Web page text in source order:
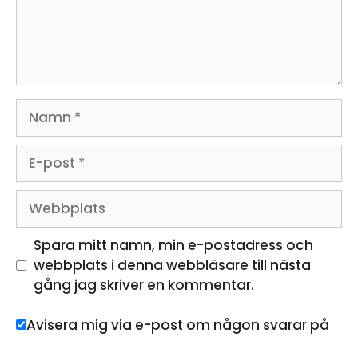
post
Webbplats
Spara mitt namn, min e-postadress och
webbplats i denna webbläsare till nästa
gång jag skriver en kommentar.
Avisera mig via e-post om någon svarar på